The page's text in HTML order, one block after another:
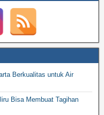
Berkualitas untuk Air
Bisa Membuat Tagihan